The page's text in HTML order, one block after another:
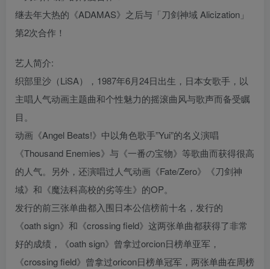
继去年大热的《ADAMAS》之后与「刀剑神域 Alicization」
第2次合作！
艺人简介:
织部里沙（LiSA），1987年6月24日出生，日本女歌手，以
主唱人气动画主题曲和个性魅力的摇滚曲风与歌声而备受瞩
目。
动画《Angel Beats!》中以角色歌手”Yui”的名义演唱
《Thousand Enemies》与《一番の宝物》等歌曲而获得很高
的人气。另外，还演唱过人气动画《Fate/Zero》《刀剑神
域》和《魔法科高校的劣等生》的OP。
发行的前三张单曲都入围日本公信榜前十名，发行的
《oath sign》和《crossing field》这两张单曲都获得了非常
好的成绩，《oath sign》曾拿过orcion日榜单亚军，
《crossing field》曾拿过oricon日榜单冠军，两张单曲在周榜